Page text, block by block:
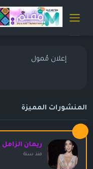
إعلان مُمول
المنشورات المميزة
ريمان الزامل
منذ سنة